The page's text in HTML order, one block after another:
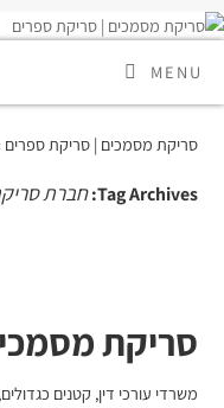
MENU
סריקת מסמכים | סריקת ספרים
Tag Archives: חברת
סריקת
משרדי עורכי דין, קטנים